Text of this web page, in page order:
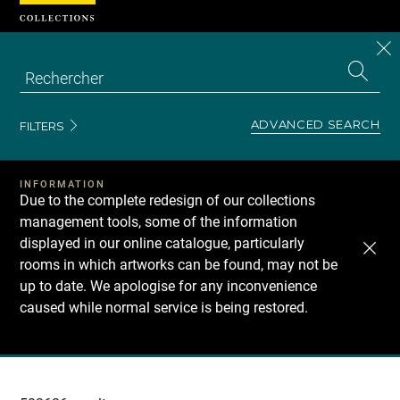
FILTERS ADVANCED SEARCH
INFORMATION
Due to the complete redesign of our collections
management tools, some of the information
displayed in our online catalogue, particularly
rooms in which artworks can be found, may not be
up to date. We apologise for any inconvenience
caused while normal service is being restored.
Recherche
Cookies management panel